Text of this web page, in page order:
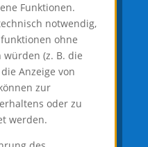
Funktionen.
notwendig,
ohne
(z. B. die
Anzeige von
zur
oder zu
werden.